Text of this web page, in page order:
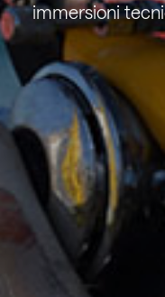
immersioni